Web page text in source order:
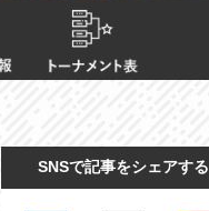
SNSで記事をシェアする